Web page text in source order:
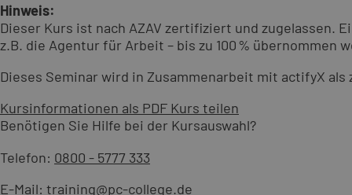
Hinweis:
Dieser Kurs ist nach AZAV zertifiziert und zugelassen.
z.B. die Agentur für Arbeit – bis zu 100 % übernommen
Dieses Seminar wird in Zusammenarbeit mit actifyX
Kursinformationen als PDF Kurs teilen
Benötigen Sie Hilfe bei der Kursauswahl?
Telefon: 0800 - 5777 333
E-Mail: training@pc-college.de